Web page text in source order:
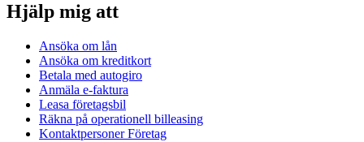
Hjälp mig att
Ansöka om lån
Ansöka om kreditkort
Betala med autogiro
Anmäla e-faktura
Leasa företagsbil
Räkna på operationell billeasing
Kontaktpersoner Företag